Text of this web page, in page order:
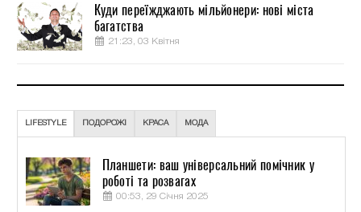
Куди переїжджають мільйонери: нові міста
багатства
21:23, 03 Квітня
LIFESTYLE ПОДОРОЖІ КРАСА МОДА
Планшети: ваш універсальний помічник у
роботі та розвагах
00:53, 29 Січня 2025